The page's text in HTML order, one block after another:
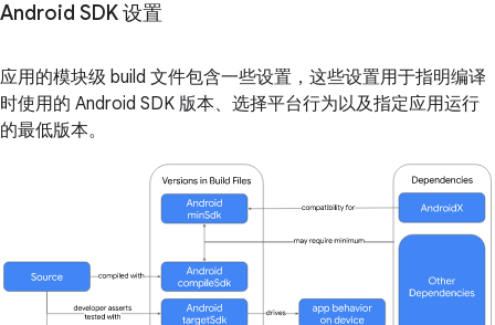
Android SDK 设置
应用的模块级 build 文件包含一些设置，这些设置用于指明编译
时使用的 Android SDK 版本、选择平台行为以及指定应用运行
的最低版本。